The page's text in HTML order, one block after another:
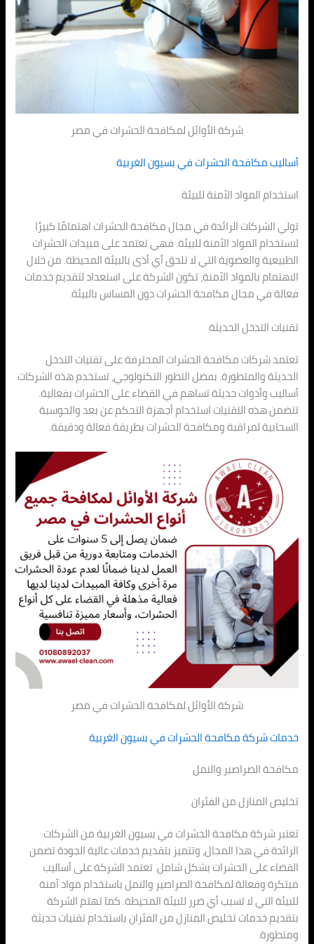
شركة الأوائل لمكافحة الحشرات في مصر
أساليب مكافحة الحشرات في بسيون الغربية
استخدام المواد الآمنة للبيئة
تولي الشركات الرائدة في مجال مكافحة الحشرات اهتمامًا كبيرًا
لاستخدام المواد الآمنة للبيئة. فهي تعتمد على مبيدات الحشرات
الطبيعية والعضوية التي لا تلحق أي أذى بالبيئة المحيطة. من خلال
الاهتمام بالمواد الآمنة، تكون الشركة على استعداد لتقديم خدمات
فعالة في مجال مكافحة الحشرات دون المساس بالبيئة.
تقنيات التدخل الحديثة
تعتمد شركات مكافحة الحشرات المحترفة على تقنيات التدخل
الحديثة والمتطورة. بفضل التطور التكنولوجي، تستخدم هذه الشركات
أساليب وأدوات حديثة تساهم في القضاء على الحشرات بفعالية.
تتضمن هذه التقنيات استخدام أجهزة التحكم عن بعد والحوسبة
السحابية لمراقبة ومكافحة الحشرات بطريقة فعالة ودقيقة.
شركة الأوائل لمكافحة الحشرات في مصر
خدمات شركة مكافحة الحشرات في بسيون الغربية
مكافحة الصراصير والنمل
تخليص المنازل من الفئران
تعتبر شركة مكافحة الحشرات في بسيون الغربية من الشركات
الرائدة في هذا المجال، وتتميز بتقديم خدمات عالية الجودة تضمن
القضاء على الحشرات بشكل شامل. تعتمد الشركة على أساليب
مبتكرة وفعالة لمكافحة الصراصير والنمل باستخدام مواد آمنة
للبيئة التي لا تسبب أي ضرر للبيئة المحيطة. كما تهتم الشركة
بتقديم خدمات تخليص المنازل من الفئران باستخدام تقنيات حديثة
ومتطورة.